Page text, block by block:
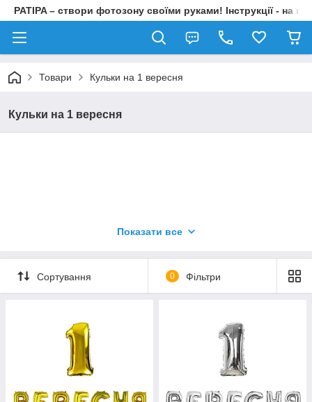
PATIPA – створи фотозону своїми руками! Інструкції - на
Товари Кульки на 1 вересня
Кульки на 1 вересня
Показати все
Сортування 0 Фільтри